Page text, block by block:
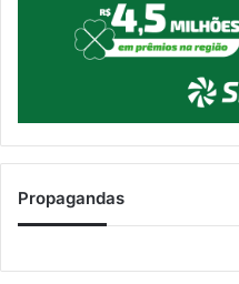
Propagandas